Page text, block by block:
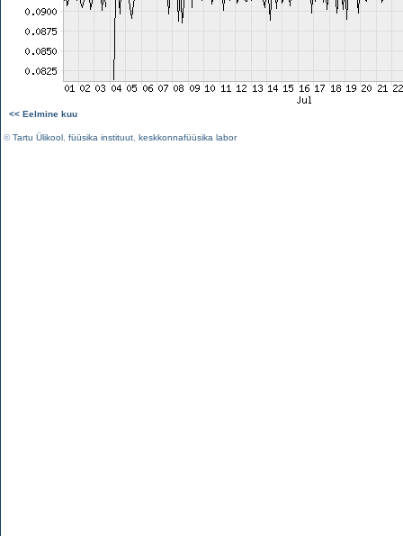
<< Eelmine kuu
©Tartu Ülikool füüsika instituut keskkonnafüüsika labor